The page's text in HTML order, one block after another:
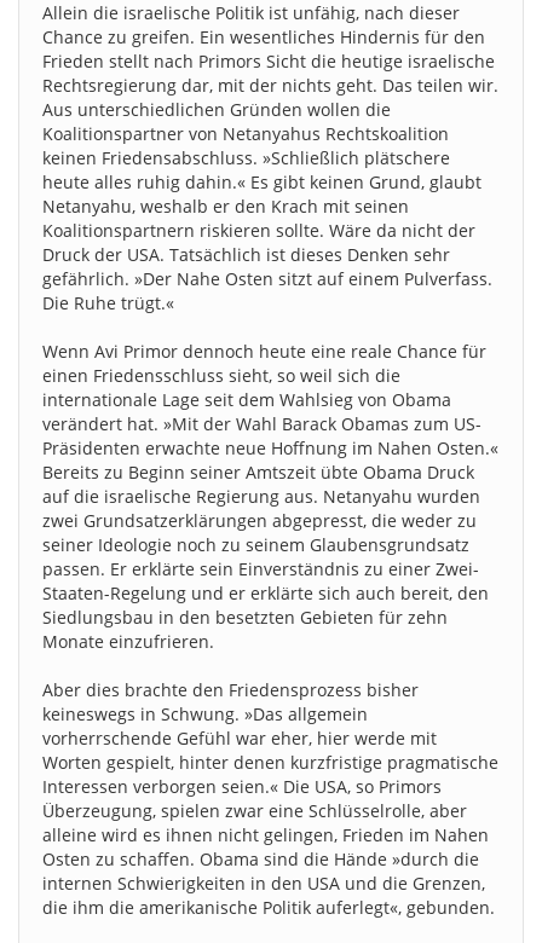
Allein die israelische Politik ist unfähig, nach dieser
Chance zu greifen. Ein wesentliches Hindernis für den
Frieden stellt nach Primors Sicht die heutige israelische
Rechtsregierung dar, mit der nichts geht. Das teilen wir.
Aus unterschiedlichen Gründen wollen die
Koalitionspartner von Netanyahus Rechtskoalition
keinen Friedensabschluss. »Schließlich plätschere
heute alles ruhig dahin.« Es gibt keinen Grund, glaubt
Netanyahu, weshalb er den Krach mit seinen
Koalitionspartnern riskieren sollte. Wäre da nicht der
Druck der USA. Tatsächlich ist dieses Denken sehr
gefährlich. »Der Nahe Osten sitzt auf einem Pulverfass.
Die Ruhe trügt.«
Wenn Avi Primor dennoch heute eine reale Chance für
einen Friedensschluss sieht, so weil sich die
internationale Lage seit dem Wahlsieg von Obama
verändert hat. »Mit der Wahl Barack Obamas zum US-
Präsidenten erwachte neue Hoffnung im Nahen Osten.«
Bereits zu Beginn seiner Amtszeit übte Obama Druck
auf die israelische Regierung aus. Netanyahu wurden
zwei Grundsatzerklärungen abgepresst, die weder zu
seiner Ideologie noch zu seinem Glaubensgrundsatz
passen. Er erklärte sein Einverständnis zu einer Zwei-
Staaten-Regelung und er erklärte sich auch bereit, den
Siedlungsbau in den besetzten Gebieten für zehn
Monate einzufrieren.
Aber dies brachte den Friedensprozess bisher
keineswegs in Schwung. »Das allgemein
vorherrschende Gefühl war eher, hier werde mit
Worten gespielt, hinter denen kurzfristige pragmatische
Interessen verborgen seien.« Die USA, so Primors
Überzeugung, spielen zwar eine Schlüsselrolle, aber
alleine wird es ihnen nicht gelingen, Frieden im Nahen
Osten zu schaffen. Obama sind die Hände »durch die
internen Schwierigkeiten in den USA und die Grenzen,
die ihm die amerikanische Politik auferlegt«, gebunden.